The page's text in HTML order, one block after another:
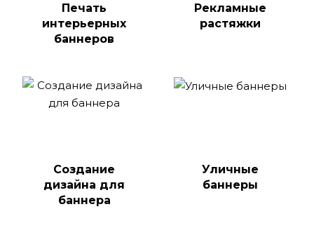
Печать
интерьерных
баннеров
Рекламные
растяжки
Создание
дизайна для
баннера
Уличные
баннеры